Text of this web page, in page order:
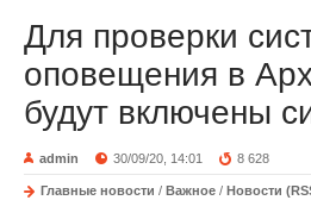
Для проверки
оповещения в
будут включены
admin 30/09/20, 14:01 8 628
Главные новости / Важное / Новости